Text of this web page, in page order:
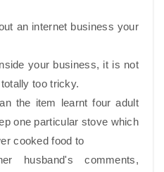
an internet business your
your business, it is not
too tricky.
the item learnt four adult
one particular stove which
cooked food to
husband's comments,